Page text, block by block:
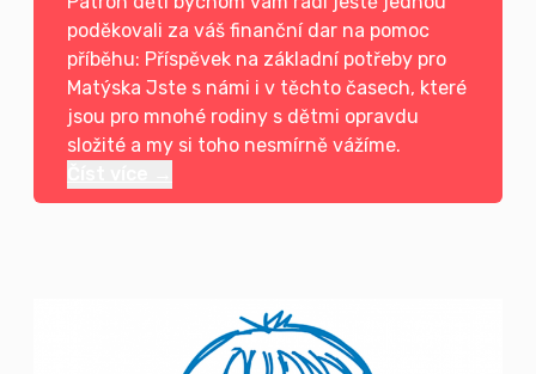
poděkovali za váš finanční dar na pomoc
příběhu: Příspěvek na základní potřeby pro
Matýska Jste s námi i v těchto časech, které
jsou pro mnohé rodiny s dětmi opravdu
složité a my si toho nesmírně vážíme.